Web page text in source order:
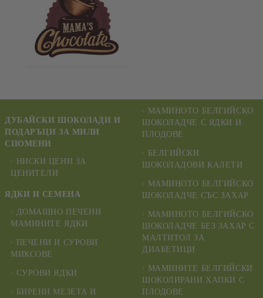
ДУБАЙСКИ ШОКОЛАДИ И
ПОДАРЪЦИ ЗА МИЛИ
СПОМЕНИ
НИСКИ ЦЕНИ ЗА
ЦЕНИТЕЛИ
ЯДКИ И СЕМЕНА
ДОМАШНО ПЕЧЕНИ
МАМИНИТЕ ЯДКИ
ПЕЧЕНИ И СУРОВИ
МИКСОВЕ
СУРОВИ ЯДКИ
БИРЕНИ МЕЗЕТА И
МАМИНОТО БЕЛГИЙСКО
ШОКОЛАДЧЕ С ЯДКИ И
ПЛОДОВЕ
БЕЛГИЙСКИ
ШОКОЛАДОВИ КАЛЕТИ
МАМИНОТО БЕЛГИЙСКО
ШОКОЛАДЧЕ СЪС ЗАХАР
МАМИНОТО БЕЛГИЙСКО
ШОКОЛАДЧЕ БЕЗ ЗАХАР С
МАЛТИТОЛ ЗА
ДИАБЕТИЦИ
МАМИНИТЕ БЕЛГИЙСКИ
ШОКОЛИРАНИ ХАПКИ С
ПЛОДОВЕ